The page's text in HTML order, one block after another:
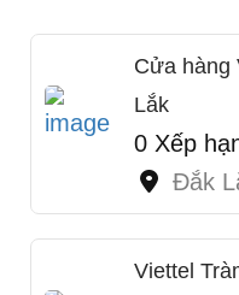
Cửa hàng
Lắk
0 Xếp
Đắk
Viettel